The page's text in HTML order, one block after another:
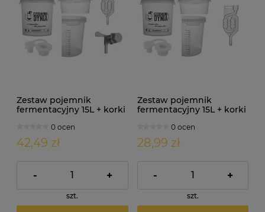
Zestaw pojemnik
fermentacyjny 15L + korki
0 ocen
42,49 zł
- +
szt.
Zestaw pojemnik
fermentacyjny 15L + korki
0 ocen
28,99 zł
- +
szt.